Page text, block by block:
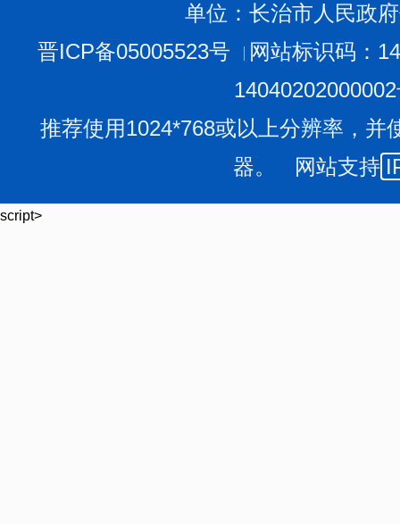
单位：长治市人民政
晋ICP备05005523号
网站标识码：
推荐使用1024*768或以上分辨率，并
器。 网站支持
script>